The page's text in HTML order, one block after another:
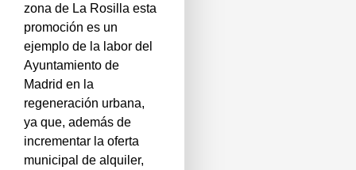
zona de La Rosilla esta
promoción es un
ejemplo de la labor del
Ayuntamiento de
Madrid en la
regeneración urbana,
ya que, además de
incrementar la oferta
municipal de alquiler,